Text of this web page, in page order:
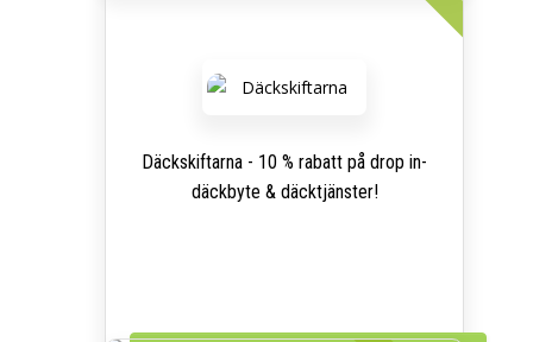
Däckskiftarna - 10 % rabatt på drop in-
däckbyte & däcktjänster!